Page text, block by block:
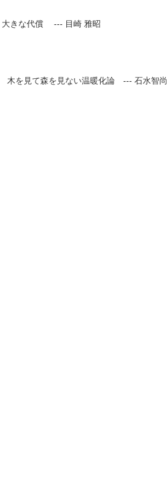
大きな代償 --- 目崎 雅昭
木を見て森を見ない温暖化論 --- 石水智尚